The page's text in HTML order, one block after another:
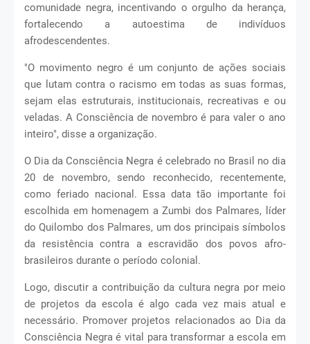
comunidade negra, incentivando o orgulho da herança,
fortalecendo a autoestima de indivíduos
afrodescendentes.
"O movimento negro é um conjunto de ações sociais
que lutam contra o racismo em todas as suas formas,
sejam elas estruturais, institucionais, recreativas e ou
veladas. A Consciência de novembro é para valer o ano
inteiro", disse a organização.
O Dia da Consciência Negra é celebrado no Brasil no dia
20 de novembro, sendo reconhecido, recentemente,
como feriado nacional. Essa data tão importante foi
escolhida em homenagem a Zumbi dos Palmares, líder
do Quilombo dos Palmares, um dos principais símbolos
da resistência contra a escravidão dos povos afro-
brasileiros durante o período colonial.
Logo, discutir a contribuição da cultura negra por meio
de projetos da escola é algo cada vez mais atual e
necessário. Promover projetos relacionados ao Dia da
Consciência Negra é vital para transformar a escola em